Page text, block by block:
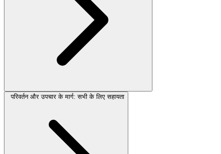
परिवर्तन और उपचार के मार्ग: सभी के लिए सहायता